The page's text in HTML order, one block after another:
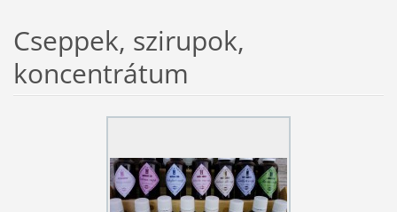
Cseppek, szirupok,
koncentrátum